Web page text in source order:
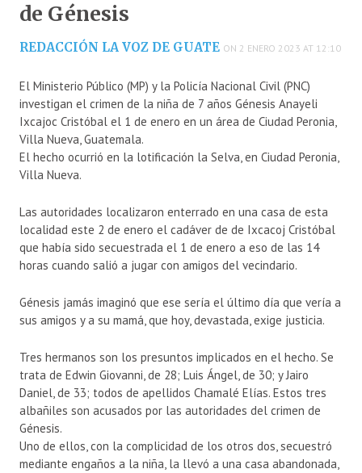
de Génesis
REDACCIÓN LA VOZ DE GUATE ON 2 ENERO 2023 AT 12:10
El Ministerio Público (MP) y la Policía Nacional Civil (PNC)
investigan el crimen de la niña de 7 años Génesis Anayeli
Ixcajoc Cristóbal el 1 de enero en un área de Ciudad Peronia,
Villa Nueva, Guatemala.
El hecho ocurrió en la lotificación la Selva, en Ciudad Peronia,
Villa Nueva.
Las autoridades localizaron enterrado en una casa de esta
localidad este 2 de enero el cadáver de de Ixcacoj Cristóbal
que había sido secuestrada el 1 de enero a eso de las 14
horas cuando salió a jugar con amigos del vecindario.
Génesis jamás imaginó que ese sería el último día que vería a
sus amigos y a su mamá, que hoy, devastada, exige justicia.
Tres hermanos son los presuntos implicados en el hecho. Se
trata de Edwin Giovanni, de 28; Luis Ángel, de 30; y Jairo
Daniel, de 33; todos de apellidos Chamalé Elías. Estos tres
albañiles son acusados por las autoridades del crimen de
Génesis.
Uno de ellos, con la complicidad de los otros dos, secuestró
mediante engaños a la niña, la llevó a una casa abandonada,